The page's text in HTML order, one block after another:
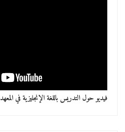
فيديو حول التدريس باللغة الإنجليزية في المعهد